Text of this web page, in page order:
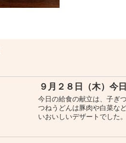
９月２８日（木）今
今日の給食の献立は、子ぎ
つねうどんは豚肉や白菜な
いおいしいデザートでした。